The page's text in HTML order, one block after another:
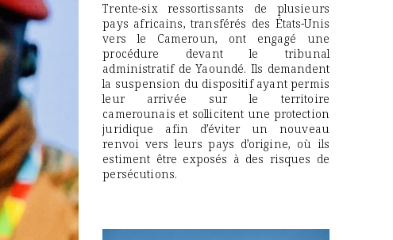
Trente-six ressortissants de plusieurs
pays africains, transférés des États-Unis
vers le Cameroun, ont engagé une
procédure devant le tribunal
administratif de Yaoundé. Ils demandent
la suspension du dispositif ayant permis
leur arrivée sur le territoire
camerounais et sollicitent une protection
juridique afin d’éviter un nouveau
renvoi vers leurs pays d’origine, où ils
estiment être exposés à des risques de
persécutions.